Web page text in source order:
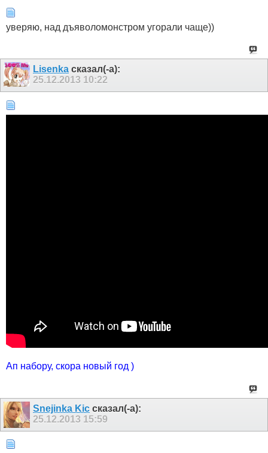
уверяю, над дъяволомонстром угорали чаще))
Lisenka сказал(-а):
25.12.2013 10:22
Ап набору, скора новый год )
Snejinka Kic сказал(-а):
25.12.2013 15:59